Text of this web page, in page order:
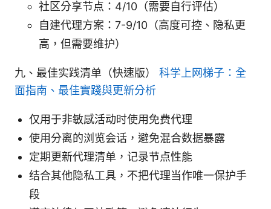
社区分享节点：4/10（需要自行评估）
自建代理方案：7-9/10（高度可控、隐私更
高，但需要维护）
九、最佳实践清单（快速版） 科学上网梯子：全
面指南、最佳實踐與更新分析
仅用于非敏感活动时使用免费代理
使用分离的浏览会话，避免混合数据暴露
定期更新代理清单，记录节点性能
结合其他隐私工具，不把代理当作唯一保护手
段